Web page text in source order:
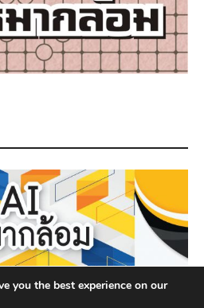
you the best experience on our